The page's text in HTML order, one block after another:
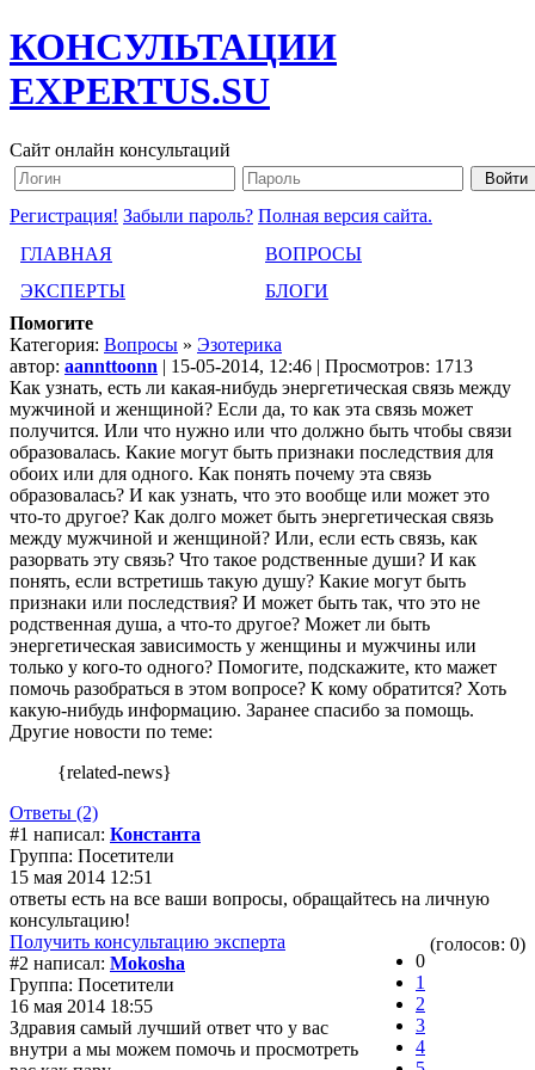
КОНСУЛЬТАЦИИ
EXPERTUS.SU
Сайт онлайн консультаций
Регистрация! Забыли пароль? Полная версия сайта.
ГЛАВНАЯ
ВОПРОСЫ
ЭКСПЕРТЫ
БЛОГИ
Помогите
Категория: Вопросы » Эзотерика
автор: aannttoonn | 15-05-2014, 12:46 | Просмотров: 1713
Как узнать, есть ли какая-нибудь энергетическая связь между
мужчиной и женщиной? Если да, то как эта связь может
получится. Или что нужно или что должно быть чтобы связи
образовалась. Какие могут быть признаки последствия для
обоих или для одного. Как понять почему эта связь
образовалась? И как узнать, что это вообще или может это
что-то другое? Как долго может быть энергетическая связь
между мужчиной и женщиной? Или, если есть связь, как
разорвать эту связь? Что такое родственные души? И как
понять, если встретишь такую душу? Какие могут быть
признаки или последствия? И может быть так, что это не
родственная душа, а что-то другое? Может ли быть
энергетическая зависимость у женщины и мужчины или
только у кого-то одного? Помогите, подскажите, кто мажет
помочь разобраться в этом вопросе? К кому обратится? Хоть
какую-нибудь информацию. Заранее спасибо за помощь.
Другие новости по теме:
{related-news}
Ответы (2)
#1 написал: Константа
Группа: Посетители
15 мая 2014 12:51
ответы есть на все ваши вопросы, обращайтесь на личную
консультацию!
Получить консультацию эксперта
0
1
2
3
4
(голосов: 0)
#2 написал: Mokosha
Группа: Посетители
16 мая 2014 18:55
Здравия самый лучший ответ что у вас
внутри а мы можем помочь и просмотреть